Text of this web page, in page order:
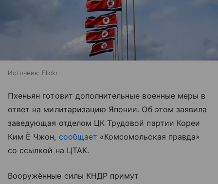
Источник: Flickr
Пхеньян готовит дополнительные военные меры в
ответ на милитаризацию Японии. Об этом заявила
заведующая отделом ЦК Трудовой партии Кореи
Ким Ё Чжон, сообщает «Комсомольская правда»
со ссылкой на ЦТАК.
Вооружённые силы КНДР примут